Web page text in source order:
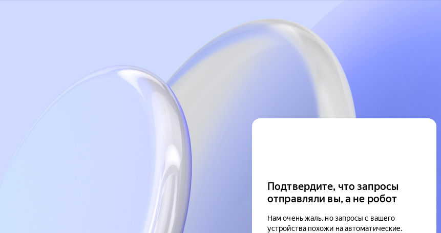
Подтвердите, что запросы
отправляли вы, а не робот
Нам очень жаль, но запросы с вашего
устройства похожи на автоматические.